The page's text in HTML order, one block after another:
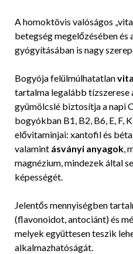
A homoktövis valóságos
betegség megelőzésében
gyógyításában is nagy
Bogyója felülmúlhatatlan
tartalma legalább tízszerese
gyümölcslé biztosítja a napi
bogyókban B1, B2, B6, E, F,
elővitaminjai: xantofil és
valamint ásványi anyagok ,
magnézium, mindezek által
képességét.
Jelentős mennyiségben
(flavonoidot, antociánt) és
melyek együttesen teszik
alkalmazhatóságát.